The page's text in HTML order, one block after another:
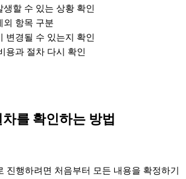
생할 수 있는 상황 확인
외 항목 구분
변경될 수 있는지 확인
용과 절차 다시 확인
를 확인하는 방법
진행하려면 처음부터 모든 내용을 확정하기